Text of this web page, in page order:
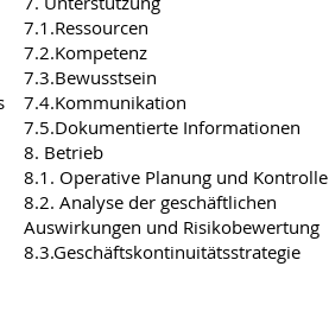
7.1.Ressourcen
7.2.Kompetenz
7.3.Bewusstsein
7.4.Kommunikation
7.5.Dokumentierte Informationen
8. Betrieb
8.1. Operative Planung und Kontrolle
8.2. Analyse der geschäftlichen
Auswirkungen und Risikobewertung
8.3.Geschäftskontinuitätsstrategie